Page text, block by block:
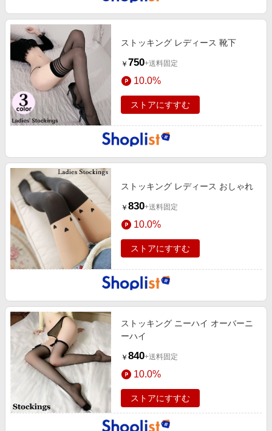
ストッキング レディース 靴下
￥ 750+送料固定
10.0%
ストアにすすむ
ストッキング レディース おしゃれ
￥ 830+送料固定
10.0%
ストアにすすむ
ストッキング ニーハイ オーバーニ
ーハイ
￥ 840+送料固定
10.0%
ストアにすすむ